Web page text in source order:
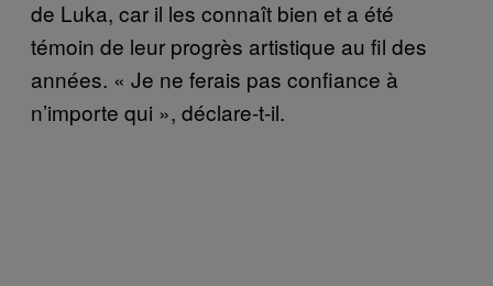
de Luka, car il les connaît bien et a été
témoin de leur progrès artistique au fil des
années. « Je ne ferais pas confiance à
n’importe qui », déclare-t-il.